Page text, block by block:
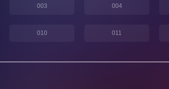
003 004
010 011